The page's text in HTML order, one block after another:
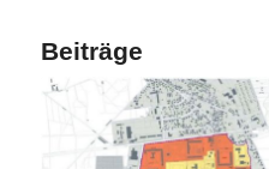
Beiträge